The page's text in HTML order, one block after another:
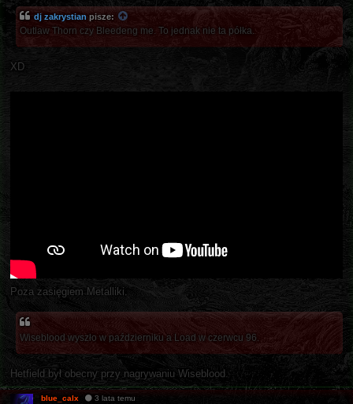
dj zakrystian pisze:
Outlaw Thorn czy Bleedeng me. To jednak nie ta półka.
XD
Poza zasięgiem Metalliki.
Wiseblood wyszło w październiku a Load w czerwcu 96.
Hetfield był obecny przy nagrywaniu Wiseblood.
blue_calx 3 lata temu